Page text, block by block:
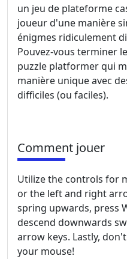
un jeu de plateforme
joueur d'une manière
énigmes ridiculement
Pouvez-vous terminer
puzzle platformer qui
manière unique avec
difficiles (ou faciles).
Comment jouer
Utilize the controls for
or the left and right
spring upwards, press
descend downwards
arrow keys. Lastly,
your mouse!